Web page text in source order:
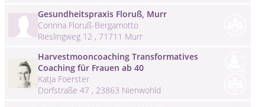
Gesundheitspraxis Floruß, Murr
Corinna Floruß-Bergamotto
Rieslingweg 12 , 71711 Murr
Harvestmooncoaching Transformatives
Coaching für Frauen ab 40
Katja Foerster
Dorfstraße 47 , 23863 Nienwohld